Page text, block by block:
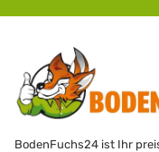
BodenFuchs24 ist Ihr